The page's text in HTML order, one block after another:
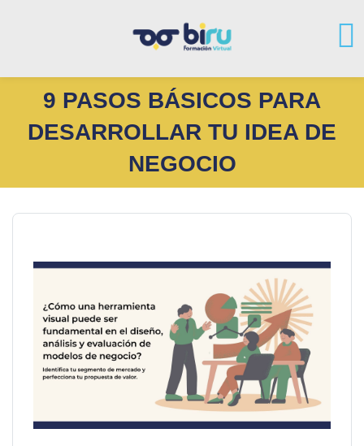
9 PASOS BÁSICOS PARA
DESARROLLAR TU IDEA DE
NEGOCIO